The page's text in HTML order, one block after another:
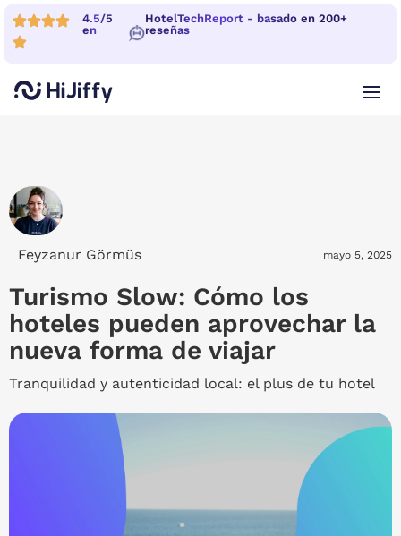
4.5/5
en
HotelTechReport - basado en 200+
reseñas
Feyzanur Görmüs mayo 5, 2025
Turismo Slow: Cómo los
hoteles pueden aprovechar la
nueva forma de viajar
Tranquilidad y autenticidad local: el plus de tu hotel